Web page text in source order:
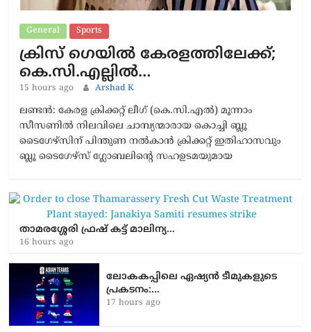
General Sports
ക്രിസ് ഗെയിൽ കേരളത്തിലേക്ക്;
കെ.സി.എല്ലിൽ…
15 hours ago Arshad K
ലണ്ടൻ: കേരള ക്രിക്കറ്റ് ലീഗ് (കെ.സി.എൽ) മൂന്നാം
സീസണിൽ നിലവിലെ ചാമ്പ്യന്മാരായ കൊച്ചി ബ്ലൂ
ടൈഗേഴ്സിന് പിന്തുണ നൽകാൻ ക്രിക്കറ്റ് ഇതിഹാസവും
ബ്ലൂ ടൈഗേഴ്സ് ഗ്ലോബലിന്റെ സഹഉടമയുമായ
താമരശ്ശേരി ഫ്രഷ് കട്ട് മാലിന്യ…
16 hours ago
ലോകകപ്പിലെ ഏഷ്യന്‍ ടീമുകളുടെ
പ്രകടനം:…
17 hours ago